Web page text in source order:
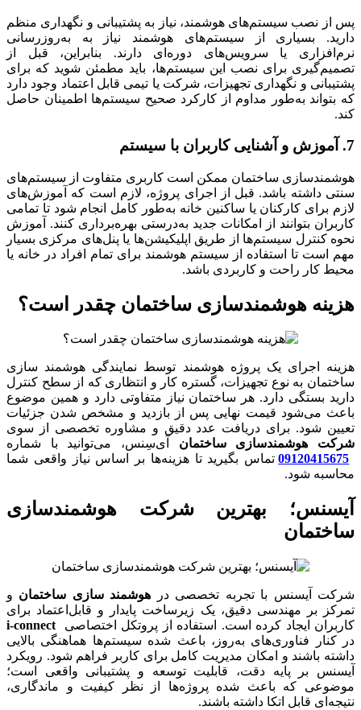
پس از نصب سیستم‌های هوشمند، نیاز به پشتیبانی و نگهداری منظم
دارید. بسیاری از سیستم‌های هوشمند نیاز به به‌روزرسانی
نرم‌افزاری یا سرویس‌های دوره‌ای دارند. بنابراین، قبل از
تصمیم‌گیری برای نصب این سیستم‌ها، باید مطمئن شوید که برای
پشتیبانی و نگهداری تجهیزات، شرکت یا تیمی قابل اعتماد وجود دارد
که بتواند به‌طور مداوم از کارکرد صحیح سیستم‌ها اطمینان حاصل
کند.
7. آموزش و آشنایی کاربران با سیستم
هوشمندسازی ساختمان ممکن است کاربری متفاوت از سیستم‌های
سنتی داشته باشد. قبل از اجرای پروژه، لازم است که آموزش‌های
لازم برای کارکنان یا ساکنین خانه به‌طور کامل انجام شود تا تمامی
کاربران بتوانند از امکانات جدید به‌درستی بهره‌برداری کنند. آموزش
نحوه کنترل سیستم‌ها از طریق اپلیکیشن‌ها یا پنل‌های مرکزی بسیار
مهم است تا استفاده از سیستم هوشمند برای تمام افراد در خانه یا
محیط کار راحت و کاربردی باشد.
هزینه هوشمندسازی ساختمان چقدر است؟
هزینه اجرای یک پروژه هوشمند توسط نمایندگی هوشمند سازی
ساختمان به نوع تجهیزات، گستره کار و انتظاری که از سطح کنترل
دارید بستگی دارد. هر ساختمان نیاز متفاوتی دارد و همین موضوع
باعث می‌شود قیمت نهایی پس از بازدید و مشخص شدن جزئیات
تعیین شود. برای دریافت عدد دقیق و مشاوره تخصصی از سوی
شرکت هوشمندسازی ساختمان آی‌سِنس، می‌توانید با شماره
09120415675تماس بگیرید تا هزینه‌ها بر اساس نیاز واقعی شما
محاسبه شود.
آیسنس؛ بهترین شرکت هوشمندسازی
ساختمان
شرکت آیسنس با تجربه تخصصی در هوشمند سازی ساختمان و
تمرکز بر مهندسی دقیق، یک زیرساخت پایدار و قابل‌اعتماد برای
کاربران ایجاد کرده است. استفاده از پروتکل اختصاصی
i-connect
در کنار فناوری‌های به‌روز، باعث شده سیستم‌ها هماهنگی بالایی
داشته باشند و امکان مدیریت کامل برای کاربر فراهم شود. رویکرد
آیسنس بر پایه دقت، قابلیت توسعه و پشتیبانی واقعی است؛
موضوعی که باعث شده پروژه‌ها از نظر کیفیت و ماندگاری،
نتیجه‌ای قابل اتکا داشته باشند.